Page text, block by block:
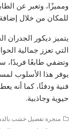
ومميزًا، وتعبر عن
للمكان من خلال
يتميز ديكور الجدران
التي تعزز جمالية
وتضفي طابعًا فريدًا،
يوفر هذا الأسلوب
فنية ودفئًا، كما أنه
حيوية وجاذبية.
منجرة تفصيل خشب